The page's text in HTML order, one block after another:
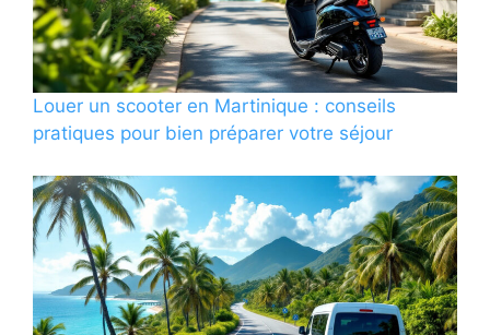
Louer un scooter en Martinique : conseils
pratiques pour bien préparer votre séjour